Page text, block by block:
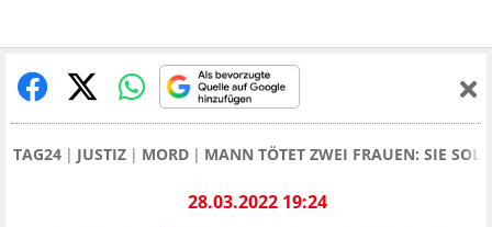
TAG24 JUSTIZ MORD MANN TÖTET ZWEI FRAUEN: SIE
28.03.2022 19:24